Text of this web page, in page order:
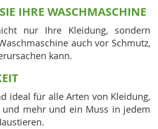
IHRE WASCHMASCHINE
nur Ihre Kleidung, sondern
auch vor Schmutz,
kann.
ideal für alle Arten von Kleidung,
und mehr und ein Muss in jedem